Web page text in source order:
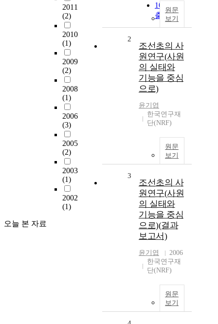
2011
(2)
2010
(1)
2009
(2)
2008
(1)
2006
(3)
2005
(2)
2003
(1)
2002
(1)
오늘 본 자료
100개씩
출력
원문
보기
2
조선초의 사
원연구(사원
의 실태와
기능을 중심
으로)
윤기엽
한국연구재
단(NRF)
원문
보기
3
조선초의 사
원연구(사원
의 실태와
기능을 중심
으로)(결과
보고서)
윤기엽
2006
한국연구재
단(NRF)
원문
보기